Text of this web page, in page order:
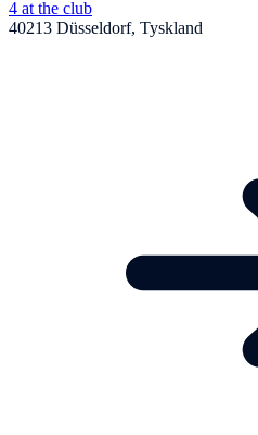
4 at the club
40213 Düsseldorf, Tyskland